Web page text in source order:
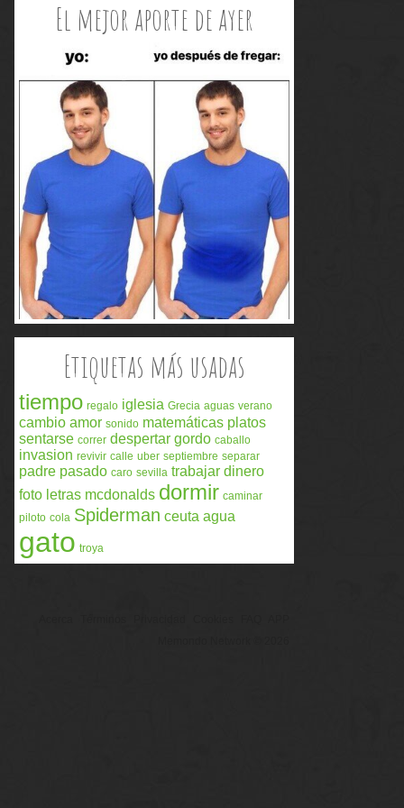
El mejor aporte de ayer
Etiquetas más usadas
tiempo regalo iglesia Grecia aguas verano
cambio amor sonido matemáticas platos
sentarse correr despertar gordo caballo
invasion revivir calle uber septiembre separar
padre pasado caro sevilla trabajar dinero
foto letras mcdonalds dormir caminar
piloto cola Spiderman ceuta agua
gato troya